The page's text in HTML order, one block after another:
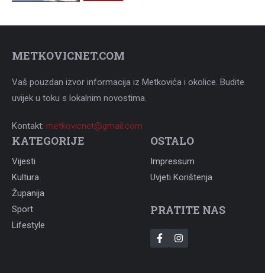
METKOVICNET.COM
Vaš pouzdan izvor informacija iz Metkovića i okolice. Budite
uvijek u toku s lokalnim novostima.
Kontakt: metkovicnet@gmail.com
KATEGORIJE
Vijesti
Kultura
Županija
Sport
Lifestyle
OSTALO
Impressum
Uvjeti Korištenja
PRATITE NAS